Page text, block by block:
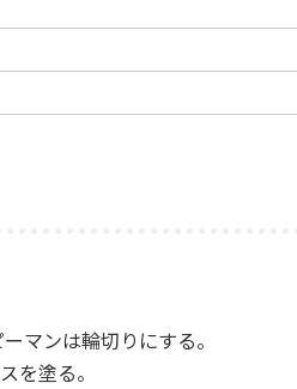
マンは輪切りにする。
を塗る。